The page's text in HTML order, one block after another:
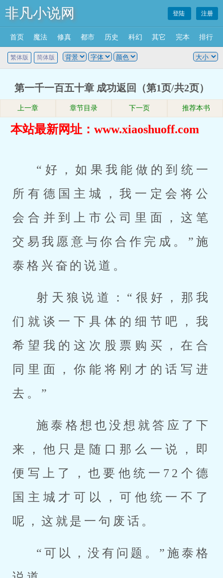
非凡小说网 登陆 注册
首页 魔法 修真 都市 历史 科幻 其它 完本 排行
繁体版 简体版
第一千一百五十章 成功返回（第1页/共2页）
上一章 章节目录 下一页 推荐本书
本站最新网址：www.xiaoshuoff.com
“好，如果我能做的到统一
所有德国主城，我一定会将公
会合并到上市公司里面，这笔
交易我愿意与你合作完成。”施
泰格兴奋的说道。
射天狼说道：“很好，那我
们就谈一下具体的细节吧，我
希望我的这次股票购买，在合
同里面，你能将刚才的话写进
去。”
施泰格想也没想就答应了下
来，他只是随口那么一说，即
便写上了，也要他统一72个德
国主城才可以，可他统一不了
呢，这就是一句废话。
“可以，没有问题。”施泰格